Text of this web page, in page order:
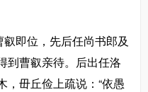
即位，先后任尚书郎及
到曹叡亲待。后出任洛
，毌丘俭上疏说：“依愚